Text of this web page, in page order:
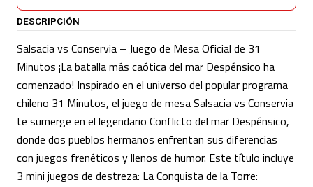
DESCRIPCIÓN
Salsacia vs Conservia – Juego de Mesa Oficial de 31
Minutos ¡La batalla más caótica del mar Despénsico ha
comenzado! Inspirado en el universo del popular programa
chileno 31 Minutos, el juego de mesa Salsacia vs Conservia
te sumerge en el legendario Conflicto del mar Despénsico,
donde dos pueblos hermanos enfrentan sus diferencias
con juegos frenéticos y llenos de humor. Este título incluye
3 mini juegos de destreza: La Conquista de la Torre: